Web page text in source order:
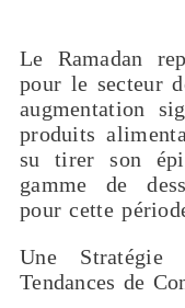
Le Ramadan
pour le secteur
augmentation
produits
su tirer son
gamme de
pour cette
Une
Tendances de